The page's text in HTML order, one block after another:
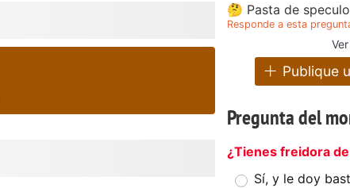
🤔 Pasta de
Responde a esta
Publique
Pregunta del
¿Tienes freidora
Sí, y le doy